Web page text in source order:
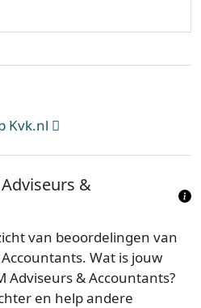
Kvk.nl
&
van beoordelingen van
Wat is jouw
Adviseurs & Accountants?
en help andere